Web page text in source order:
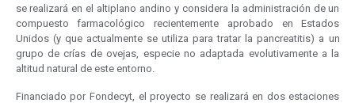
se realizará en el altiplano andino y considera la administración de un
compuesto farmacológico recientemente aprobado en Estados
Unidos (y que actualmente se utiliza para tratar la pancreatitis) a un
grupo de crías de ovejas, especie no adaptada evolutivamente a la
altitud natural de este entorno.
Financiado por Fondecyt, el proyecto se realizará en dos estaciones